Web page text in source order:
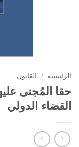
الرئيسية / القانون
حقا المُجنى
القضاء الدولي